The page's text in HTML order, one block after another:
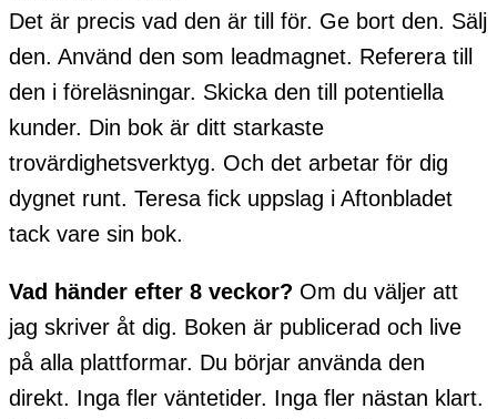
Det är precis vad den är till för. Ge bort den. Sälj
den. Använd den som leadmagnet. Referera till
den i föreläsningar. Skicka den till potentiella
kunder. Din bok är ditt starkaste
trovärdighetsverktyg. Och det arbetar för dig
dygnet runt. Teresa fick uppslag i Aftonbladet
tack vare sin bok.
Vad händer efter 8 veckor? Om du väljer att
jag skriver åt dig. Boken är publicerad och live
på alla plattformar. Du börjar använda den
direkt. Inga fler väntetider. Inga fler nästan klart.